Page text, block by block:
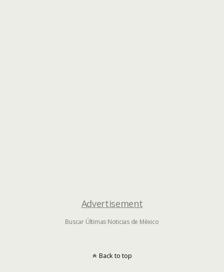
Advertisement
Buscar Últimas Noticias de México
Back to top